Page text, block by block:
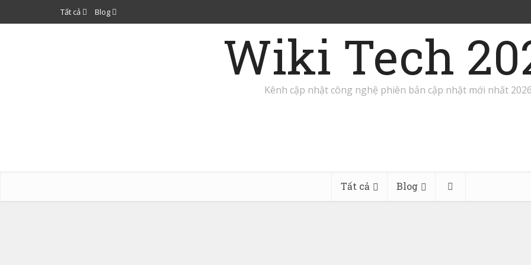
Tất cả Blog
Wiki Tech
Kênh cập nhật công nghệ phiên bản cập nhật mới nhất
Tất cả Blog